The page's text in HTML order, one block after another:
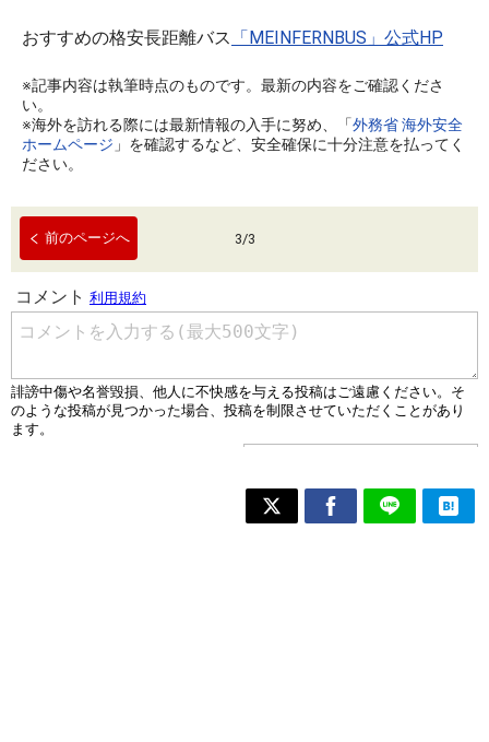
おすすめの格安長距離バス 「MEINFERNBUS」公式HP
※記事内容は執筆時点のものです。最新の内容をご確認くださ
い。
※海外を訪れる際には最新情報の入手に努め、「外務省 海外安全
ホームページ 」を確認するなど、安全確保に十分注意を払ってく
ださい。
前のページへ 3/3